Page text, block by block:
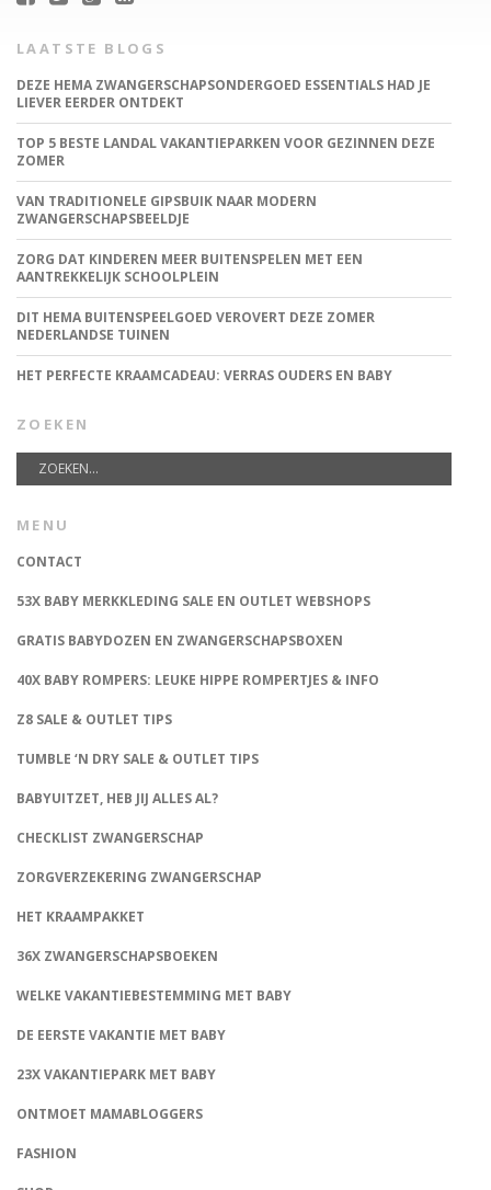
LAATSTE BLOGS
DEZE HEMA ZWANGERSCHAPSONDERGOED ESSENTIALS HAD JE
LIEVER EERDER ONTDEKT
TOP 5 BESTE LANDAL VAKANTIEPARKEN VOOR GEZINNEN DEZE
ZOMER
VAN TRADITIONELE GIPSBUIK NAAR MODERN
ZWANGERSCHAPSBEELDJE
ZORG DAT KINDEREN MEER BUITENSPELEN MET EEN
AANTREKKELIJK SCHOOLPLEIN
DIT HEMA BUITENSPEELGOED VEROVERT DEZE ZOMER
NEDERLANDSE TUINEN
HET PERFECTE KRAAMCADEAU: VERRAS OUDERS EN BABY
ZOEKEN
MENU
CONTACT
53X BABY MERKKLEDING SALE EN OUTLET WEBSHOPS
GRATIS BABYDOZEN EN ZWANGERSCHAPSBOXEN
40X BABY ROMPERS: LEUKE HIPPE ROMPERTJES & INFO
Z8 SALE & OUTLET TIPS
TUMBLE ‘N DRY SALE & OUTLET TIPS
BABYUITZET, HEB JIJ ALLES AL?
CHECKLIST ZWANGERSCHAP
ZORGVERZEKERING ZWANGERSCHAP
HET KRAAMPAKKET
36X ZWANGERSCHAPSBOEKEN
WELKE VAKANTIEBESTEMMING MET BABY
DE EERSTE VAKANTIE MET BABY
23X VAKANTIEPARK MET BABY
ONTMOET MAMABLOGGERS
FASHION